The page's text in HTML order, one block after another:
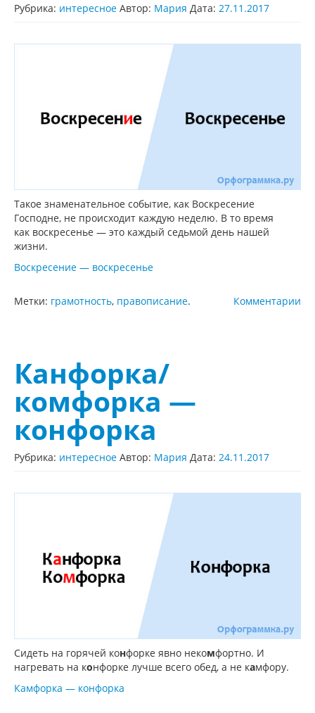
Рубрика: интересное Автор: Мария Дата: 27.11.2017
Такое знаменательное событие, как Воскресение
Господне, не происходит каждую неделю. В то время
как воскресенье — это каждый седьмой день нашей
жизни.
Воскресение — воскресенье
Комментарии
Метки: грамотность, правописание.
Канфорка/
комфорка —
конфорка
Рубрика: интересное Автор: Мария Дата: 24.11.2017
Сидеть на горячей конфорке явно некомфортно. И
нагревать на конфорке лучше всего обед, а не камфору.
Камфорка — конфорка